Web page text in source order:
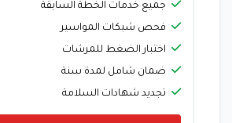
جميع خدمات الخطة السابقة
فحص شبكات المواسير
اختبار الضغط للمرشات
ضمان شامل لمدة سنة
تجديد شهادات السلامة